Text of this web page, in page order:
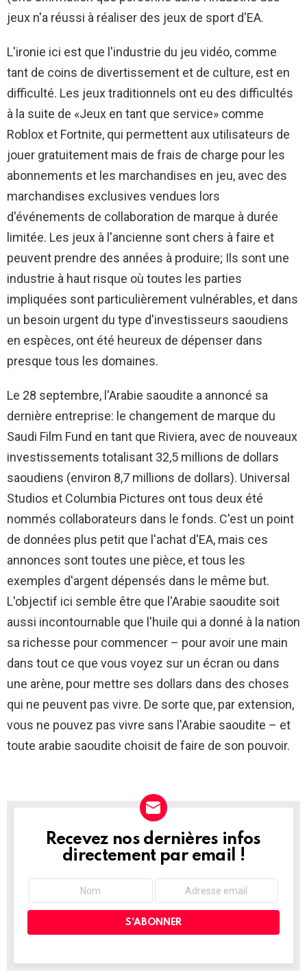
jeux n'a réussi à réaliser des jeux de sport d'EA.
L'ironie ici est que l'industrie du jeu vidéo, comme
tant de coins de divertissement et de culture, est en
difficulté. Les jeux traditionnels ont eu des difficultés
à la suite de «Jeux en tant que service» comme
Roblox et Fortnite, qui permettent aux utilisateurs de
jouer gratuitement mais de frais de charge pour les
abonnements et les marchandises en jeu, avec des
marchandises exclusives vendues lors
d'événements de collaboration de marque à durée
limitée. Les jeux à l'ancienne sont chers à faire et
peuvent prendre des années à produire; Ils sont une
industrie à haut risque où toutes les parties
impliquées sont particulièrement vulnérables, et dans
un besoin urgent du type d'investisseurs saoudiens
en espèces, ont été heureux de dépenser dans
presque tous les domaines.
Le 28 septembre, l'Arabie saoudite a annoncé sa
dernière entreprise: le changement de marque du
Saudi Film Fund en tant que Riviera, avec de nouveaux
investissements totalisant 32,5 millions de dollars
saoudiens (environ 8,7 millions de dollars). Universal
Studios et Columbia Pictures ont tous deux été
nommés collaborateurs dans le fonds. C'est un point
de données plus petit que l'achat d'EA, mais ces
annonces sont toutes une pièce, et tous les
exemples d'argent dépensés dans le même but.
L'objectif ici semble être que l'Arabie saoudite soit
aussi incontournable que l'huile qui a donné à la nation
sa richesse pour commencer – pour avoir une main
dans tout ce que vous voyez sur un écran ou dans
une arène, pour mettre ses dollars dans des choses
qui ne peuvent pas vivre. De sorte que, par extension,
vous ne pouvez pas vivre sans l'Arabie saoudite – et
toute arabie saoudite choisit de faire de son pouvoir.
NEWSLETTER
Recevez nos dernières infos
directement par email !